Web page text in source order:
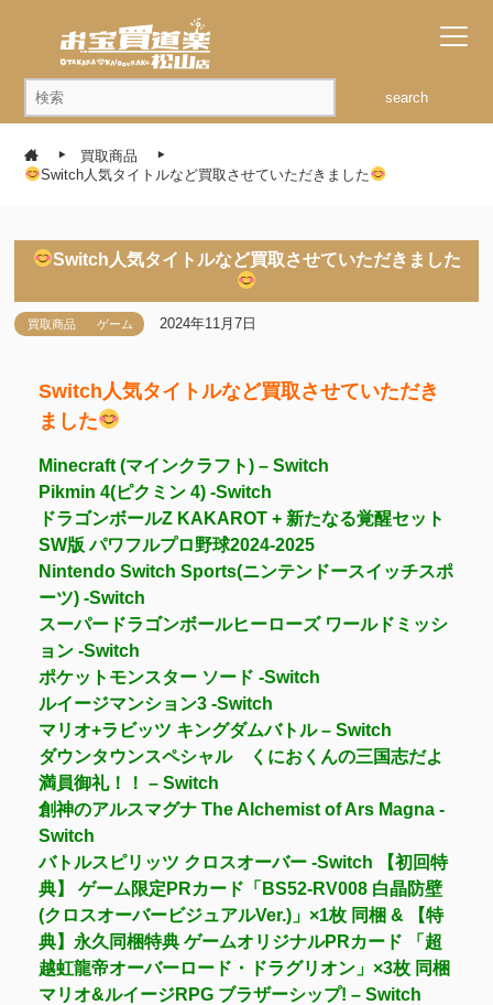
search
買取商品
Switch人気タイトルなど買取させていただきました
Switch人気タイトルなど買取させていただきました
買取商品 ゲーム 2024年11月7日
Switch人気タイトルなど買取させていただき
ました
Minecraft (マインクラフト) – Switch
Pikmin 4(ピクミン 4) -Switch
ドラゴンボールZ KAKAROT + 新たなる覚醒セット
SW版 パワフルプロ野球2024-2025
Nintendo Switch Sports(ニンテンドースイッチスポ
ーツ) -Switch
スーパードラゴンボールヒーローズ ワールドミッシ
ョン -Switch
ポケットモンスター ソード -Switch
ルイージマンション3 -Switch
マリオ+ラビッツ キングダムバトル – Switch
ダウンタウンスペシャル くにおくんの三国志だよ
満員御礼！！ – Switch
創神のアルスマグナ The Alchemist of Ars Magna -
Switch
バトルスピリッツ クロスオーバー -Switch 【初回特
典】 ゲーム限定PRカード「BS52-RV008 白晶防壁
(クロスオーバービジュアルVer.)」×1枚 同梱 & 【特
典】永久同梱特典 ゲームオリジナルPRカード 「超
越虹龍帝オーバーロード・ドラグリオン」×3枚 同梱
マリオ&ルイージRPG ブラザーシップ! – Switch